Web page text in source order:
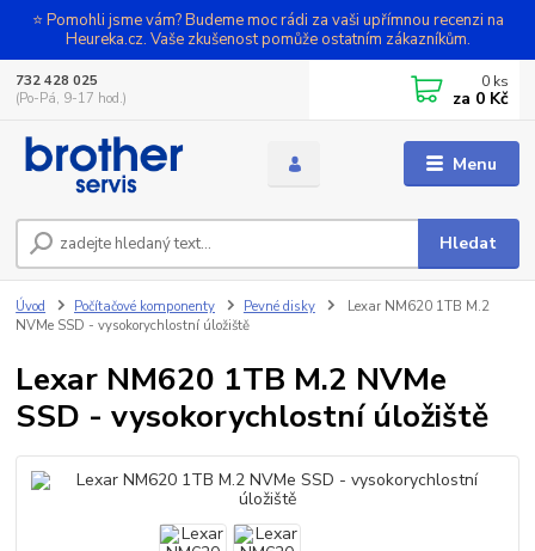
⭐ Pomohli jsme vám? Budeme moc rádi za vaši upřímnou recenzi na
Heureka.cz. Vaše zkušenost pomůže ostatním zákazníkům.
Menu
Hledat
732 428 025
(Po-Pá, 9-17 hod.)
0 ks
za 0 Kč
Úvod Počítačové komponenty Pevné disky
Lexar NM620 1TB M.2
NVMe SSD - vysokorychlostní úložiště
Lexar NM620 1TB M.2 NVMe
SSD - vysokorychlostní úložiště